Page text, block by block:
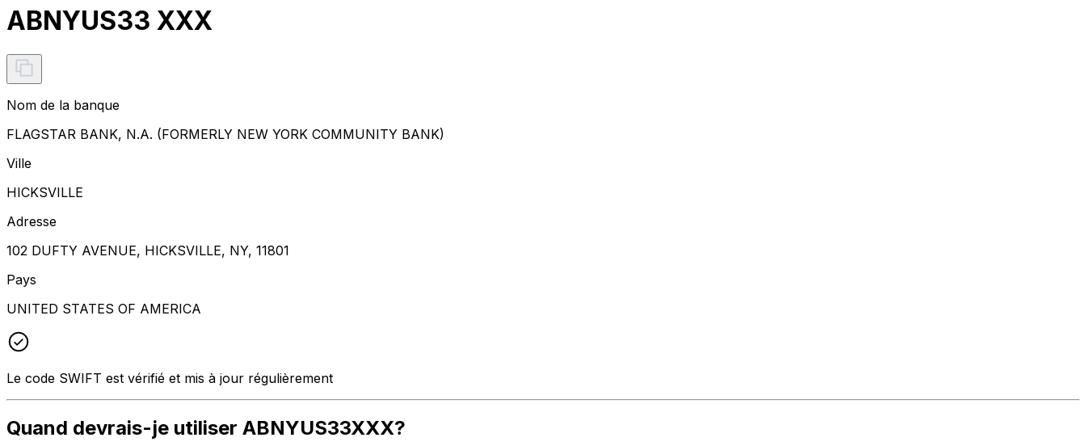
ABNYUS33 XXX
Nom de la banque
FLAGSTAR BANK, N.A. (FORMERLY NEW YORK COMMUNITY BANK)
Ville
HICKSVILLE
Adresse
102 DUFTY AVENUE, HICKSVILLE, NY, 11801
Pays
UNITED STATES OF AMERICA
Le code SWIFT est vérifié et mis à jour régulièrement
Quand devrais-je utiliser ABNYUS33XXX?